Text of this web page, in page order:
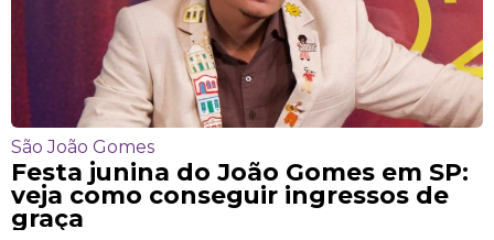
São João Gomes
Festa junina do João Gomes em SP:
veja como conseguir ingressos de
graça